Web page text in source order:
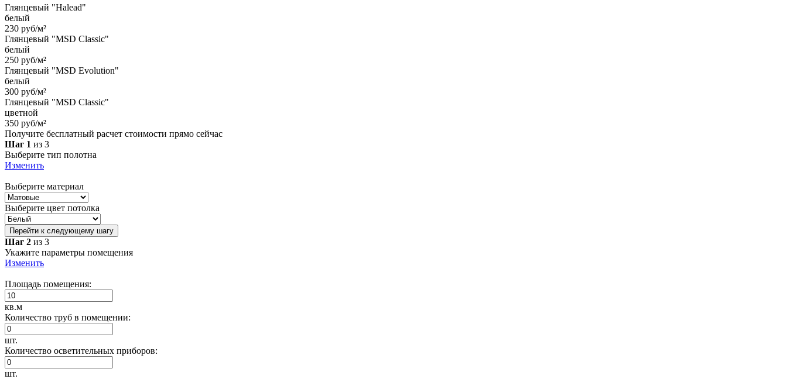
Глянцевый "Halead"
белый
230 руб/м²
Глянцевый "MSD Classic"
белый
250 руб/м²
Глянцевый "MSD Evolution"
белый
300 руб/м²
Глянцевый "MSD Classic"
цветной
350 руб/м²
Получите бесплатный расчет стоимости прямо сейчас
Шаг 1 из 3
Выберите тип полотна
Изменить
Выберите материал
Выберите цвет потолка
Перейти к следующему шагу
Шаг 2 из 3
Укажите параметры помещения
Изменить
Площадь помещения:
кв.м
Количество труб в помещении:
шт.
Количество осветительных приборов:
шт.